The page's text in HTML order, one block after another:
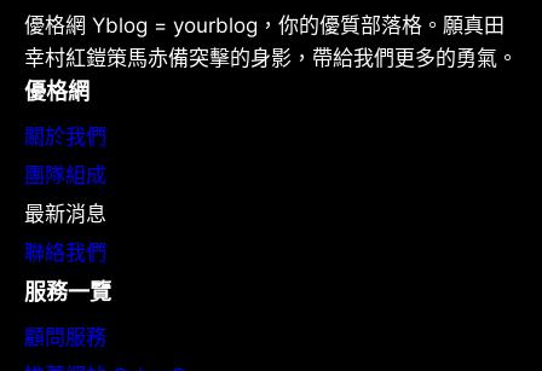
優格網 Yblog = yourblog，你的優質部落格。願真田
幸村紅鎧策馬赤備突擊的身影，帶給我們更多的勇氣。
優格網
關於我們
團隊組成
最新消息
聯絡我們
服務一覽
顧問服務